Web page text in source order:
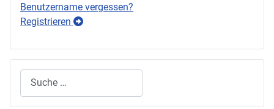
Benutzername vergessen?
Registrieren